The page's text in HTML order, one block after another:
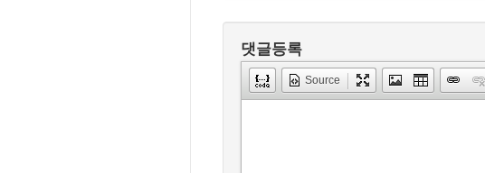
댓글등록
Source